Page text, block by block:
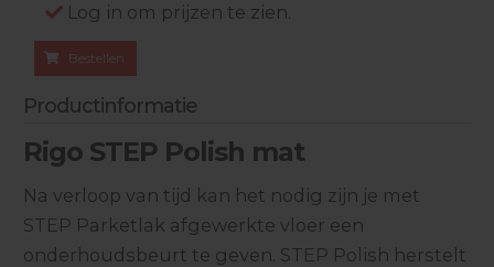
Log in om prijzen te zien.
Bestellen
Productinformatie
Rigo STEP Polish mat
Na verloop van tijd kan het nodig zijn je met
STEP Parketlak afgewerkte vloer een
onderhoudsbeurt te geven. STEP Polish herstelt